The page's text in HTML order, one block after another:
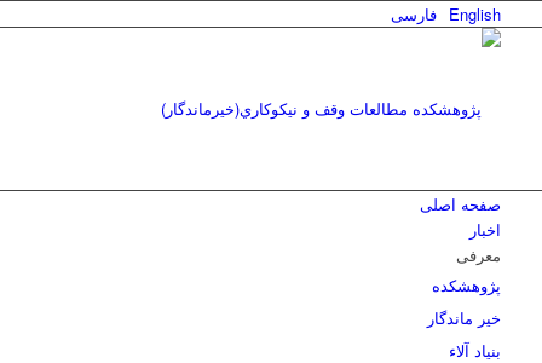
English فارسی
صفحه اصلی
اخبار
معرفی
پژوهشکده
خیر ماندگار
بنیاد آلاء